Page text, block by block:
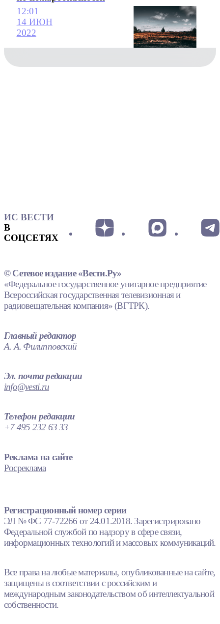
12:01
14 ИЮН
2022
ИС ВЕСТИ
В
СОЦСЕТЯХ
© Сетевое издание «Вести.Ру»
«Федеральное государственное унитарное предприятие
Всероссийская государственная телевизионная и
радиовещательная компания» (ВГТРК).
Главный редактор
А. А. Филипповский
Эл. почта редакции
info@vesti.ru
Телефон редакции
+7 495 232 63 33
Реклама на сайте
Росреклама
Регистрационный номер серии
ЭЛ № ФС 77-72266 от 24.01.2018. Зарегистрировано
Федеральной службой по надзору в сфере связи,
информационных технологий и массовых коммуникаций.
Все права на любые материалы, опубликованные на сайте,
защищены в соответствии с российским и
международным законодательством об интеллектуальной
собственности.